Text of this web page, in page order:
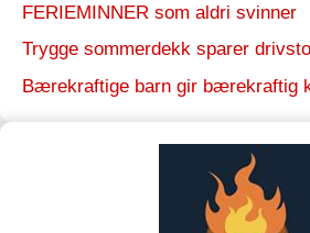
FERIEMINNER som aldri svinner
Trygge sommerdekk sparer
Bærekraftige barn gir bærekraftig